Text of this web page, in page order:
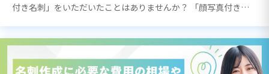
付き名刺」をいただいたことはありませんか？ 「顔写真付き名